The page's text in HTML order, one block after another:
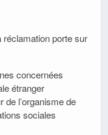
réclamation porte sur
concernées
étranger
de l’organisme de
sociales